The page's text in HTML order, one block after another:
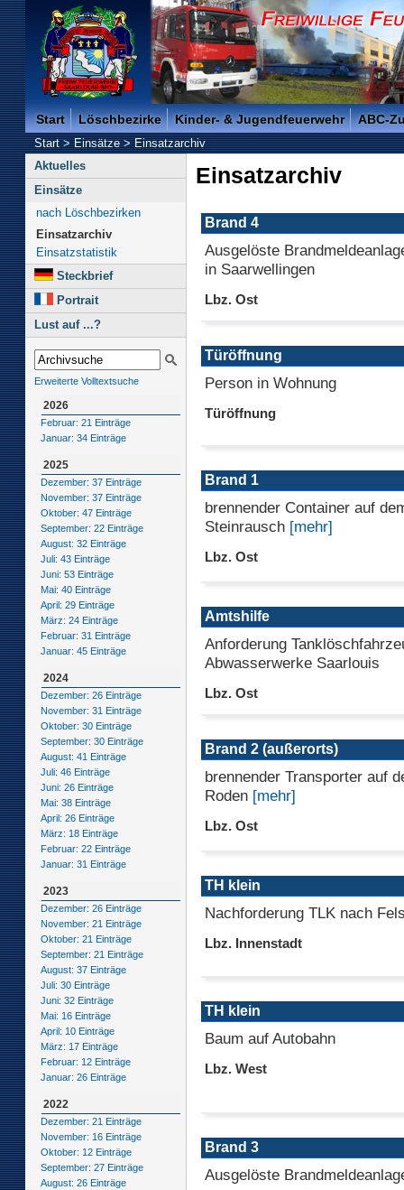
Freiwillige Feuerwehr der Kreisstadt Saarlouis -
Start Löschbezirke Kinder- & Jugendfeuerwehr ABC-
Start>Einsätze>Einsatzarchiv
Aktuelles
Einsätze
nach Löschbezirken
Einsatzarchiv
Einsatzstatistik
Steckbrief
Portrait
Lust auf ...?
Erweiterte Volltextsuche
2026
Februar: 21 Einträge
Januar: 34 Einträge
2025
Dezember: 37 Einträge
November: 37 Einträge
Oktober: 47 Einträge
September: 22 Einträge
August: 32 Einträge
Juli: 43 Einträge
Juni: 53 Einträge
Mai: 40 Einträge
April: 29 Einträge
März: 24 Einträge
Februar: 31 Einträge
Januar: 45 Einträge
2024
Dezember: 26 Einträge
November: 31 Einträge
Oktober: 30 Einträge
September: 30 Einträge
August: 41 Einträge
Juli: 46 Einträge
Juni: 26 Einträge
Mai: 38 Einträge
April: 26 Einträge
März: 18 Einträge
Februar: 22 Einträge
Januar: 31 Einträge
2023
Dezember: 26 Einträge
November: 21 Einträge
Oktober: 21 Einträge
September: 21 Einträge
August: 37 Einträge
Juli: 30 Einträge
Juni: 32 Einträge
Mai: 16 Einträge
April: 10 Einträge
März: 17 Einträge
Februar: 12 Einträge
Januar: 26 Einträge
2022
Dezember: 21 Einträge
November: 16 Einträge
Oktober: 12 Einträge
September: 27 Einträge
August: 26 Einträge
Einsatzarchiv
Brand 4
Ausgelöste
in Saarwellingen
Lbz. Ost
Türöffnung
Person in Wohnung
Türöffnung
Brand 1
brennender Container auf
Steinrausch [mehr]
Lbz. Ost
Amtshilfe
Anforderung
Abwasserwerke Saarlouis
Lbz. Ost
Brand 2 (außerorts)
brennender Transporter auf
Roden [mehr]
Lbz. Ost
TH klein
Nachforderung TLK nach
Lbz. Innenstadt
TH klein
Baum auf Autobahn
Lbz. West
Brand 3
Ausgelöste